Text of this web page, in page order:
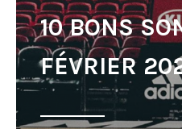
10 BONS
FÉVRIER